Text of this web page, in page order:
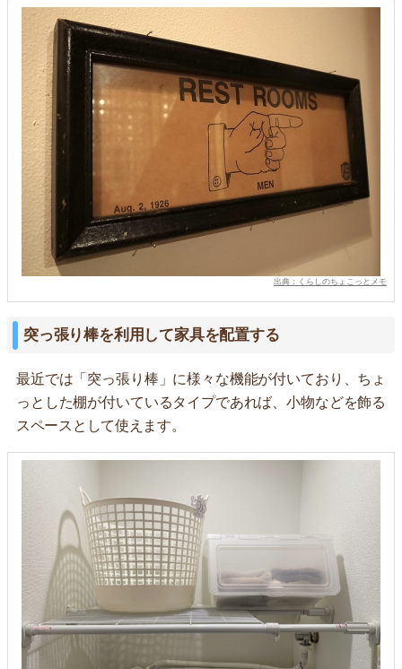
出典：くらしのちょこっとメモ
突っ張り棒を利用して家具を配置する
最近では「突っ張り棒」に様々な機能が付いており、ちょ
っとした棚が付いているタイプであれば、小物などを飾る
スペースとして使えます。